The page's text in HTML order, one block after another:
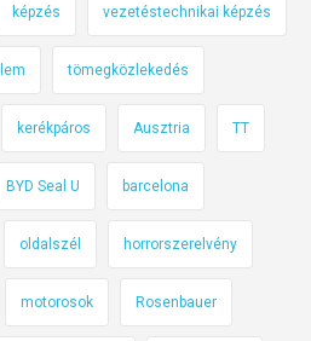
képzés vezetéstechnikai képzés
tömegközlekedés
kerékpáros Ausztria TT
BYD Seal U barcelona
oldalszél horrorszerelvény
motorosok Rosenbauer